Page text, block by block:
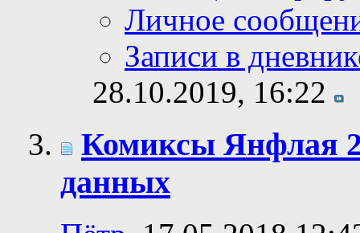
Личное
Записи в
28.10.2019, 16:22
Комиксы Янфлая
данных